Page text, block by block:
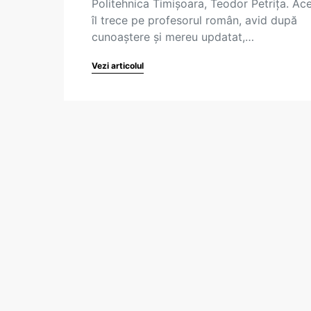
Politehnica Timișoara, Teodor Petrița.
îl trece pe profesorul român, avid după
cunoaștere și mereu updatat,…
Vezi articolul